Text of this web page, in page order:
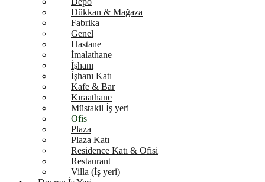
Dükkan & Mağaza
Fabrika
Genel
Hastane
İmalathane
İşhanı
İşhanı Katı
Kafe & Bar
Kıraathane
Müstakil İş yeri
Ofis
Plaza
Plaza Katı
Residence Katı & Ofisi
Restaurant
Villa (İş yeri)